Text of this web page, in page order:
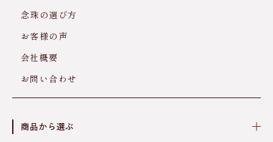
念珠の選び方
お客様の声
会社概要
お問い合わせ
商品から選ぶ